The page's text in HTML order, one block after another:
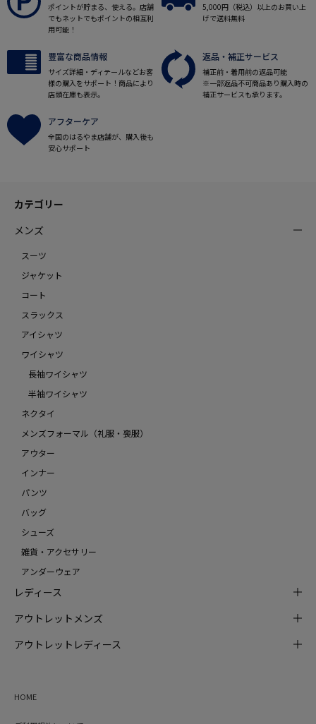
ポイントが貯まる、使える。店舗
でもネットでもポイントの相互利
用可能！
5,000円（税込）以上のお買い上
げで送料無料
豊富な商品情報
サイズ詳細・ディテールなどお客
様の購入をサポート！商品により
店頭在庫も表示。
返品・補正サービス
補正前・着用前の返品可能
※一部返品不可商品あり購入時の
補正サービスも承ります。
アフターケア
全国のはるやま店舗が、購入後も
安心サポート
カテゴリー
メンズ
スーツ
ジャケット
コート
スラックス
アイシャツ
ワイシャツ
長袖ワイシャツ
半袖ワイシャツ
ネクタイ
メンズフォーマル（礼服・喪服）
アウター
インナー
パンツ
バッグ
シューズ
雑貨・アクセサリー
アンダーウェア
レディース
アウトレットメンズ
アウトレットレディース
HOME